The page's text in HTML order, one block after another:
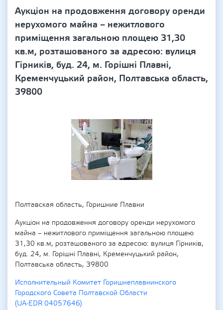
Аукціон на продовження договору оренди
нерухомого майна – нежитлового
приміщення загальною площею 31,30
кв.м, розташованого за адресою: вулиця
Гірників, буд. 24, м. Горішні Плавні,
Кременчуцький район, Полтавська область,
39800
Полтавская область, Горишние Плавни
Аукціон на продовження договору оренди нерухомого
майна – нежитлового приміщення загальною площею
31,30 кв.м, розташованого за адресою: вулиця Гірників,
буд. 24, м. Горішні Плавні, Кременчуцький район,
Полтавська область, 39800
Исполнительный Комитет Горишнеплавнинского
Городского Совета Полтавской Области
(UA-EDR 04057646)